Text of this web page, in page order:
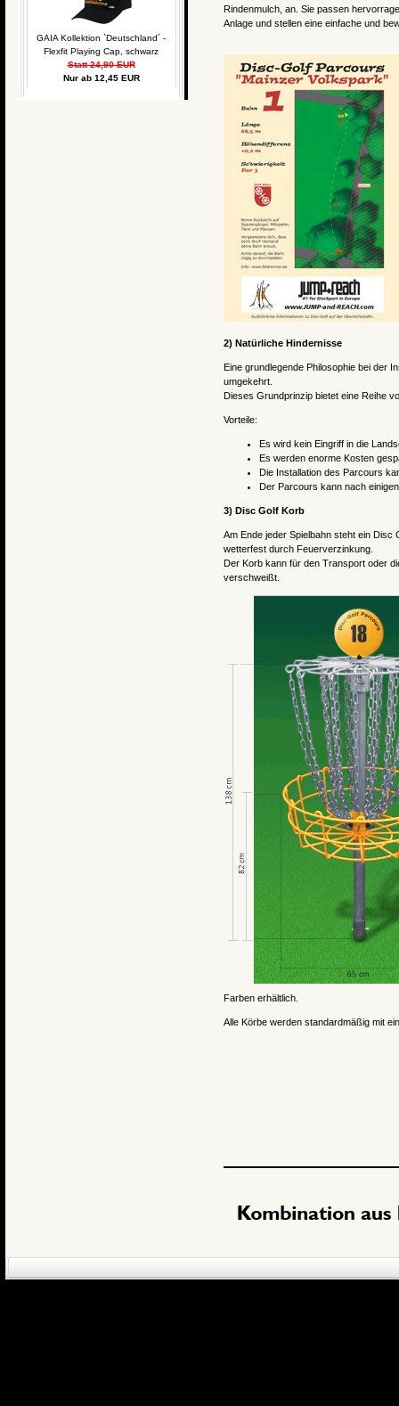
GAIA Kollektion `Deutschland´ -
Flexfit Playing Cap, schwarz
Statt 24,90 EUR
Nur ab 12,45 EUR
Rindenmulch, an. Sie passen
Anlage und stellen eine einfache und
2) Natürliche Hindernisse
Eine grundlegende Philosophie bei der
umgekehrt.
Dieses Grundprinzip bietet eine Reihe
Vorteile:
Es wird kein Eingriff in die
Es werden enorme Kosten
Die Installation des Parcours
Der Parcours kann nach
3) Disc Golf Korb
Am Ende jeder Spielbahn steht ein Disc
wetterfest durch Feuerverzinkung.
Der Korb kann für den Transport oder
verschweißt.
Farben erhältlich.
Alle Körbe werden standardmäßig mit